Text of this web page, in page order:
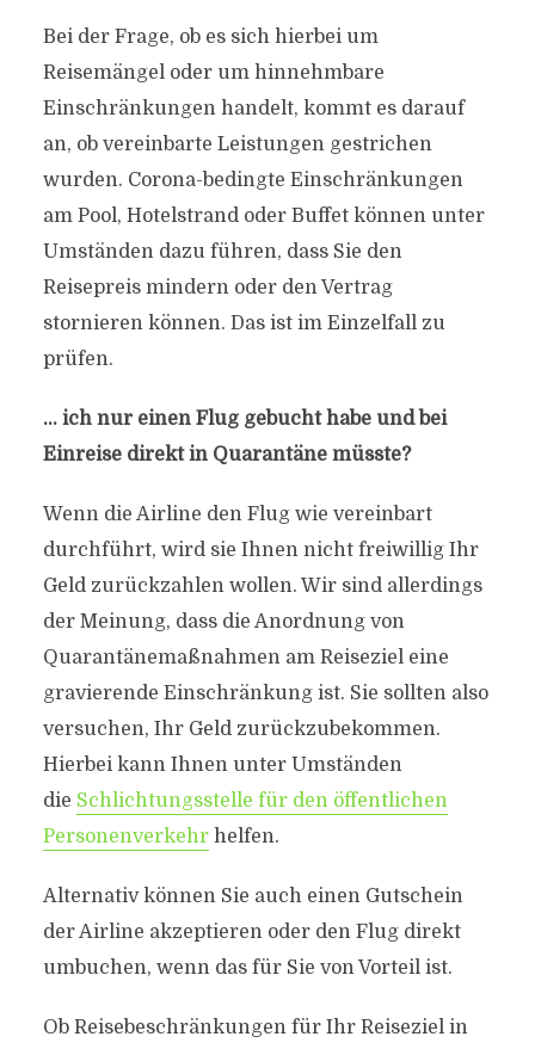
Bei der Frage, ob es sich hierbei um
Reisemängel oder um hinnehmbare
Einschränkungen handelt, kommt es darauf
an, ob vereinbarte Leistungen gestrichen
wurden. Corona-bedingte Einschränkungen
am Pool, Hotelstrand oder Buffet können unter
Umständen dazu führen, dass Sie den
Reisepreis mindern oder den Vertrag
stornieren können. Das ist im Einzelfall zu
prüfen.
… ich nur einen Flug gebucht habe und bei
Einreise direkt in Quarantäne müsste?
Wenn die Airline den Flug wie vereinbart
durchführt, wird sie Ihnen nicht freiwillig Ihr
Geld zurückzahlen wollen. Wir sind allerdings
der Meinung, dass die Anordnung von
Quarantänemaßnahmen am Reiseziel eine
gravierende Einschränkung ist. Sie sollten also
versuchen, Ihr Geld zurückzubekommen.
Hierbei kann Ihnen unter Umständen
die Schlichtungsstelle für den öffentlichen
Personenverkehrhelfen.
Alternativ können Sie auch einen Gutschein
der Airline akzeptieren oder den Flug direkt
umbuchen, wenn das für Sie von Vorteil ist.
Ob Reisebeschränkungen für Ihr Reiseziel in